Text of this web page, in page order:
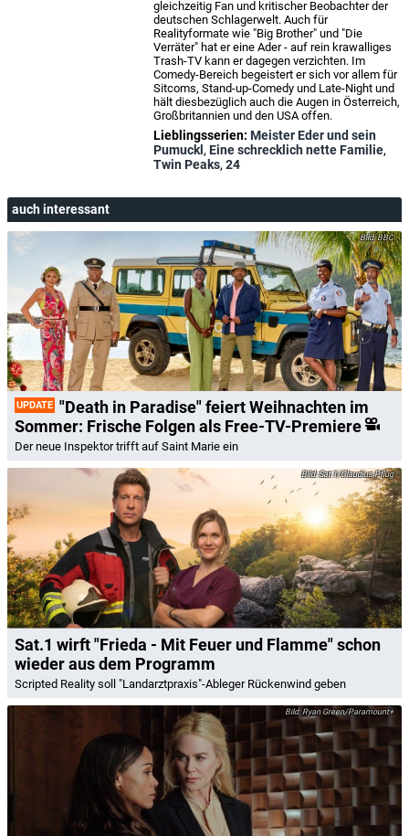
gleichzeitig Fan und kritischer Beobachter der
deutschen Schlagerwelt. Auch für
Realityformate wie "Big Brother" und "Die
Verräter" hat er eine Ader - auf rein krawalliges
Trash-TV kann er dagegen verzichten. Im
Comedy-Bereich begeistert er sich vor allem für
Sitcoms, Stand-up-Comedy und Late-Night und
hält diesbezüglich auch die Augen in Österreich,
Großbritannien und den USA offen.
Lieblingsserien: Meister Eder und sein
Pumuckl, Eine schrecklich nette Familie,
Twin Peaks, 24
auch interessant
BBC
UPDATE "Death in Paradise" feiert Weihnachten im
Sommer: Frische Folgen als Free-TV-Premiere
Der neue Inspektor trifft auf Saint Marie ein
Sat.1/Claudius Pflug
Sat.1 wirft "Frieda - Mit Feuer und Flamme" schon
wieder aus dem Programm
Scripted Reality soll "Landarztpraxis"-Ableger Rückenwind geben
Ryan Green/Paramount+